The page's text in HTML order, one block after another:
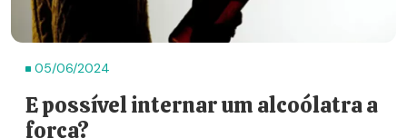
05/06/2024
E possível internar um alcoólatra a
força?